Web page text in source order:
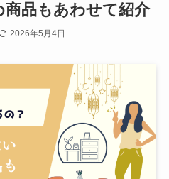
商品もあわせて紹介
2026年5月4日